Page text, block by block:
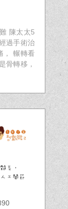
陳太太5
過手術治
， 輾轉看
骨轉移，